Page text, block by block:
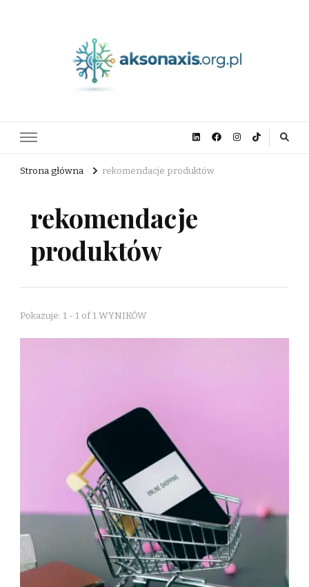
Strona główna rekomendacje produktów
rekomendacje
produktów
Pokazuje: 1 - 1 of 1 WYNIKÓW